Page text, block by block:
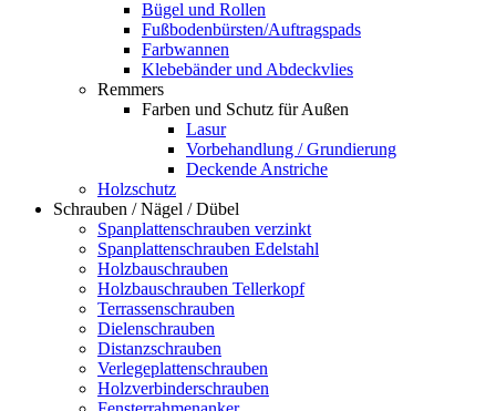
Bügel und Rollen
Fußbodenbürsten/Auftragspads
Farbwannen
Klebebänder und Abdeckvlies
Remmers
Farben und Schutz für Außen
Lasur
Vorbehandlung / Grundierung
Deckende Anstriche
Holzschutz
Schrauben / Nägel / Dübel
Spanplattenschrauben verzinkt
Spanplattenschrauben Edelstahl
Holzbauschrauben
Holzbauschrauben Tellerkopf
Terrassenschrauben
Dielenschrauben
Distanzschrauben
Verlegeplattenschrauben
Holzverbinderschrauben